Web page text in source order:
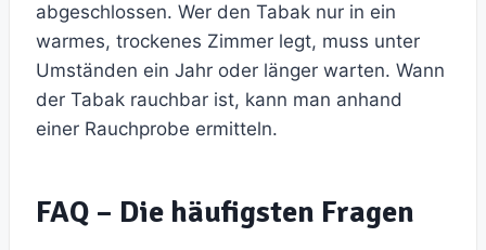
abgeschlossen. Wer den Tabak nur in ein
warmes, trockenes Zimmer legt, muss unter
Umständen ein Jahr oder länger warten. Wann
der Tabak rauchbar ist, kann man anhand
einer Rauchprobe ermitteln.
FAQ – Die häufigsten Fragen